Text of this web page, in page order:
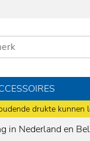
drukte kunnen
in Nederland en